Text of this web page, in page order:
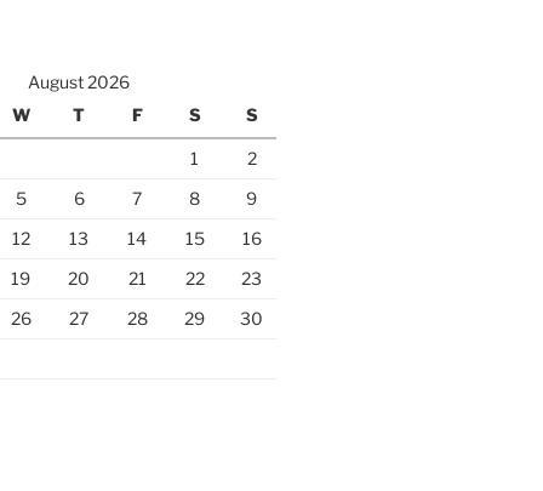
August 2026
W T F S S
1
2
5 6 7 8
9
12 13 14 15
16
19 20 21 22
23
26 27 28 29
30